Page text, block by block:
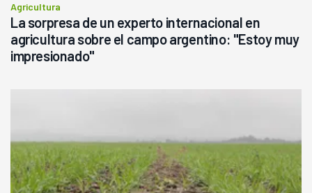
Agricultura
La sorpresa de un experto internacional en
agricultura sobre el campo argentino: "Estoy muy
impresionado"